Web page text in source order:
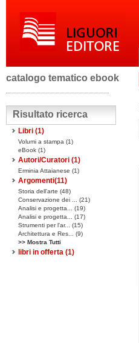
catalogo tematico ebook
Risultato ricerca
Libri (1)
Volumi a stampa (1)
eBook (1)
Autori/Curatori (1)
Erminia Attaianese (1)
Argomenti(11)
Storia dell'arte (48)
Conservazione dei ... (21)
Analisi e progetta... (19)
Analisi e progetta... (17)
Strumenti per l'ar... (15)
Architettura e Res... (9)
>> Mostra Tutti
libri in offerta (1)